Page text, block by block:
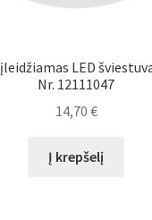
LED
Nr. 12111047
14,70 €
Į krepšelį